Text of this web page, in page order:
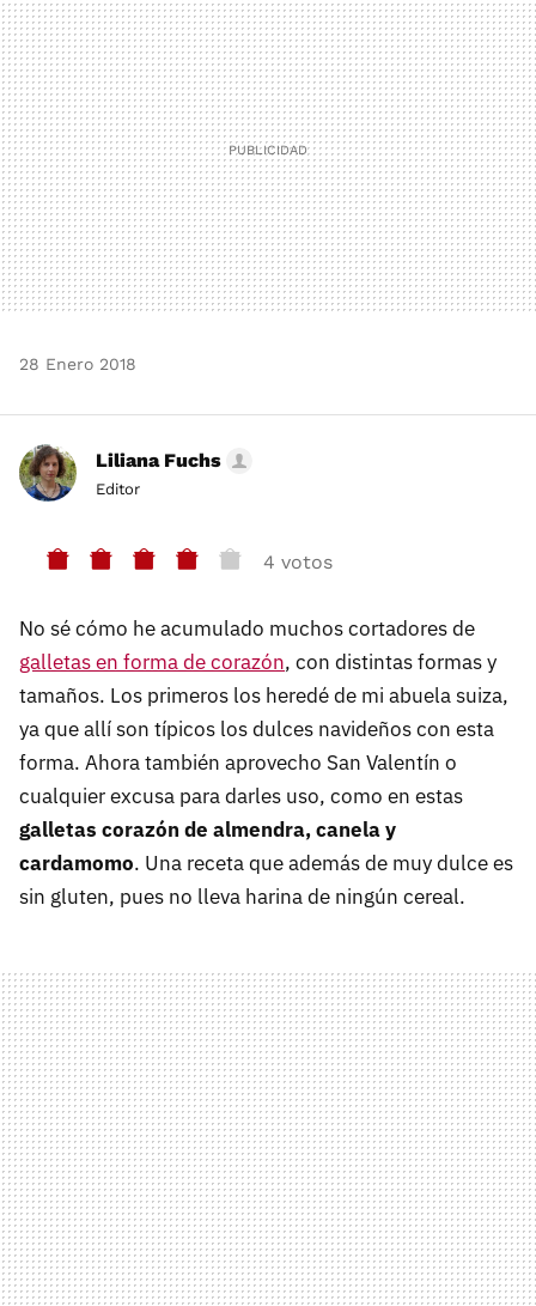
MAIL
28 Enero 2018
Liliana Fuchs
Editor
4 votos
No sé cómo he acumulado muchos cortadores de
galletas en forma de corazón, con distintas formas y
tamaños. Los primeros los heredé de mi abuela suiza,
ya que allí son típicos los dulces navideños con esta
forma. Ahora también aprovecho San Valentín o
cualquier excusa para darles uso, como en estas
galletas corazón de almendra, canela y
cardamomo. Una receta que además de muy dulce es
sin gluten, pues no lleva harina de ningún cereal.